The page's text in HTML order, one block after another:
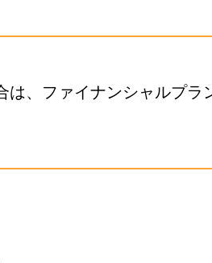
は、ファイナンシャルプラ